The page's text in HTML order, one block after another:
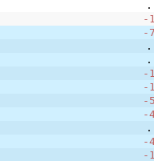
.
-
-
.
.
-
-
-
-
.
-
-